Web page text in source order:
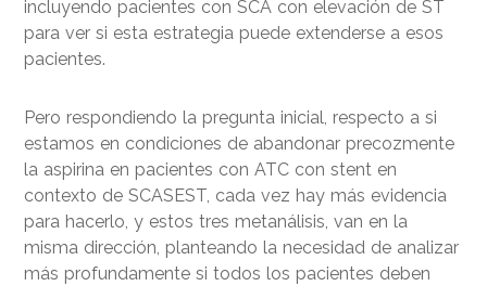
incluyendo pacientes con SCA con elevación de ST
para ver si esta estrategia puede extenderse a esos
pacientes.
Pero respondiendo la pregunta inicial, respecto a si
estamos en condiciones de abandonar precozmente
la aspirina en pacientes con ATC con stent en
contexto de SCASEST, cada vez hay más evidencia
para hacerlo, y estos tres metanálisis, van en la
misma dirección, planteando la necesidad de analizar
más profundamente si todos los pacientes deben